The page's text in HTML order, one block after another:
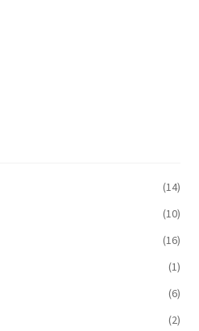
(14)
(10)
(16)
(1)
(6)
(2)